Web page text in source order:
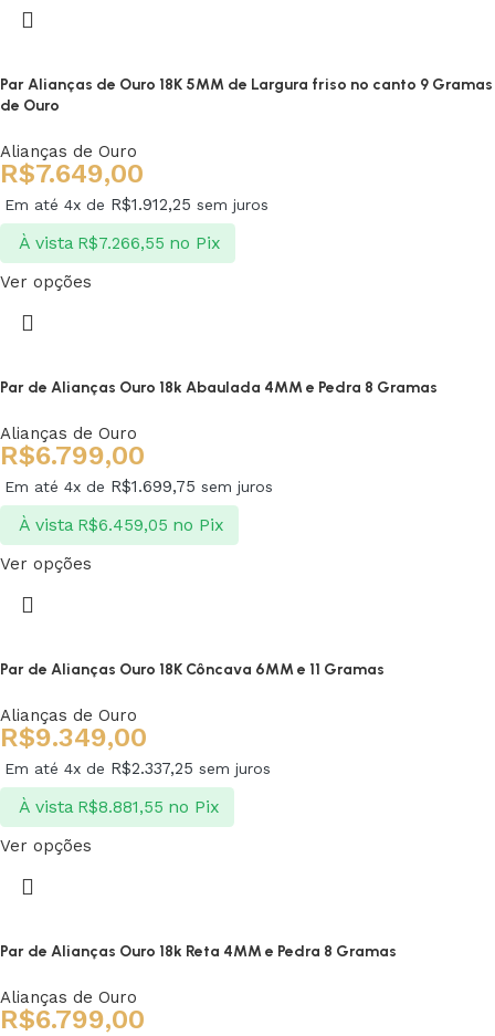
Par Alianças de Ouro 18K 5MM de Largura friso no canto 9 Gramas
de Ouro
Alianças de Ouro
R$7.649,00
Em até 4x de R$1.912,25 sem juros
À vista R$7.266,55 no Pix
Ver opções
Par de Alianças Ouro 18k Abaulada 4MM e Pedra 8 Gramas
Alianças de Ouro
R$6.799,00
Em até 4x de R$1.699,75 sem juros
À vista R$6.459,05 no Pix
Ver opções
Par de Alianças Ouro 18K Côncava 6MM e 11 Gramas
Alianças de Ouro
R$9.349,00
Em até 4x de R$2.337,25 sem juros
À vista R$8.881,55 no Pix
Ver opções
Par de Alianças Ouro 18k Reta 4MM e Pedra 8 Gramas
Alianças de Ouro
R$6.799,00